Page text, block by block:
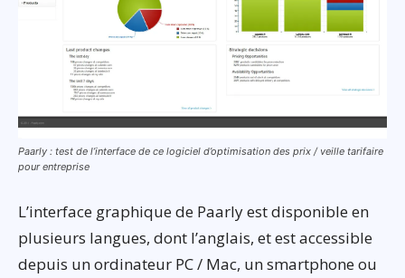
Paarly : test de l’interface de ce logiciel d’optimisation des prix / veille tarifaire
pour entreprise
L’interface graphique de Paarly est disponible en
plusieurs langues, dont l’anglais, et est accessible
depuis un ordinateur PC / Mac, un smartphone ou